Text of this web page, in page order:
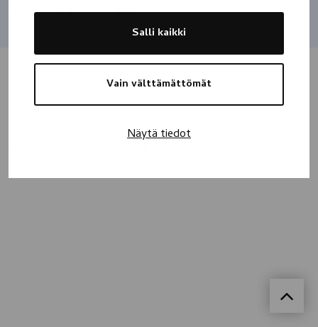
Vain välttämättömät
Salli kaikki
Näytä tiedot